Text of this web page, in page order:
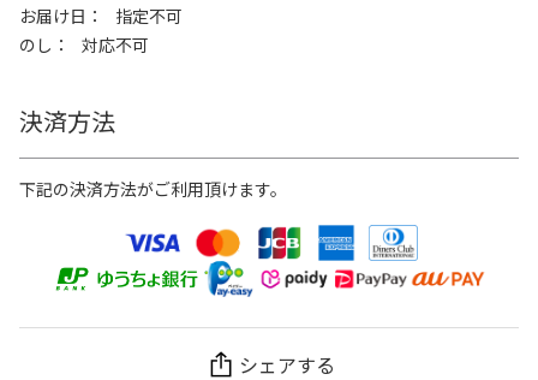
お届け日
指定不可
のし
対応不可
決済方法
下記の決済方法がご利用頂けます。
シェアする